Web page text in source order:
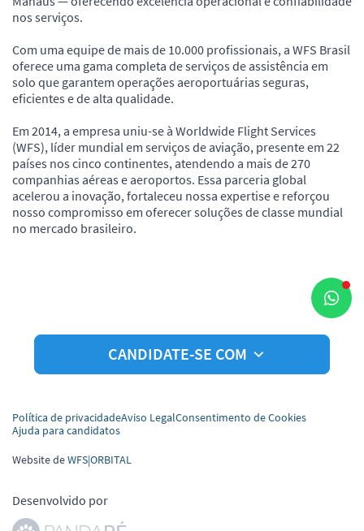
nos serviços.
Com uma equipe de mais de 10.000 profissionais, a WFS Brasil
oferece uma gama completa de serviços de assistência em
solo que garantem operações aeroportuárias seguras,
eficientes e de alta qualidade.
Em 2014, a empresa uniu-se à Worldwide Flight Services
(WFS), líder mundial em serviços de aviação, presente em 22
países nos cinco continentes, atendendo a mais de 270
companhias aéreas e aeroportos. Essa parceria global
acelerou a inovação, fortaleceu nossa expertise e reforçou
nosso compromisso em oferecer soluções de classe mundial
no mercado brasileiro.
CANDIDATE-SE COM
Política de privacidadeAviso LegalConsentimento de Cookies
Ajuda para candidatos
Website deWFS|ORBITAL
Desenvolvido por